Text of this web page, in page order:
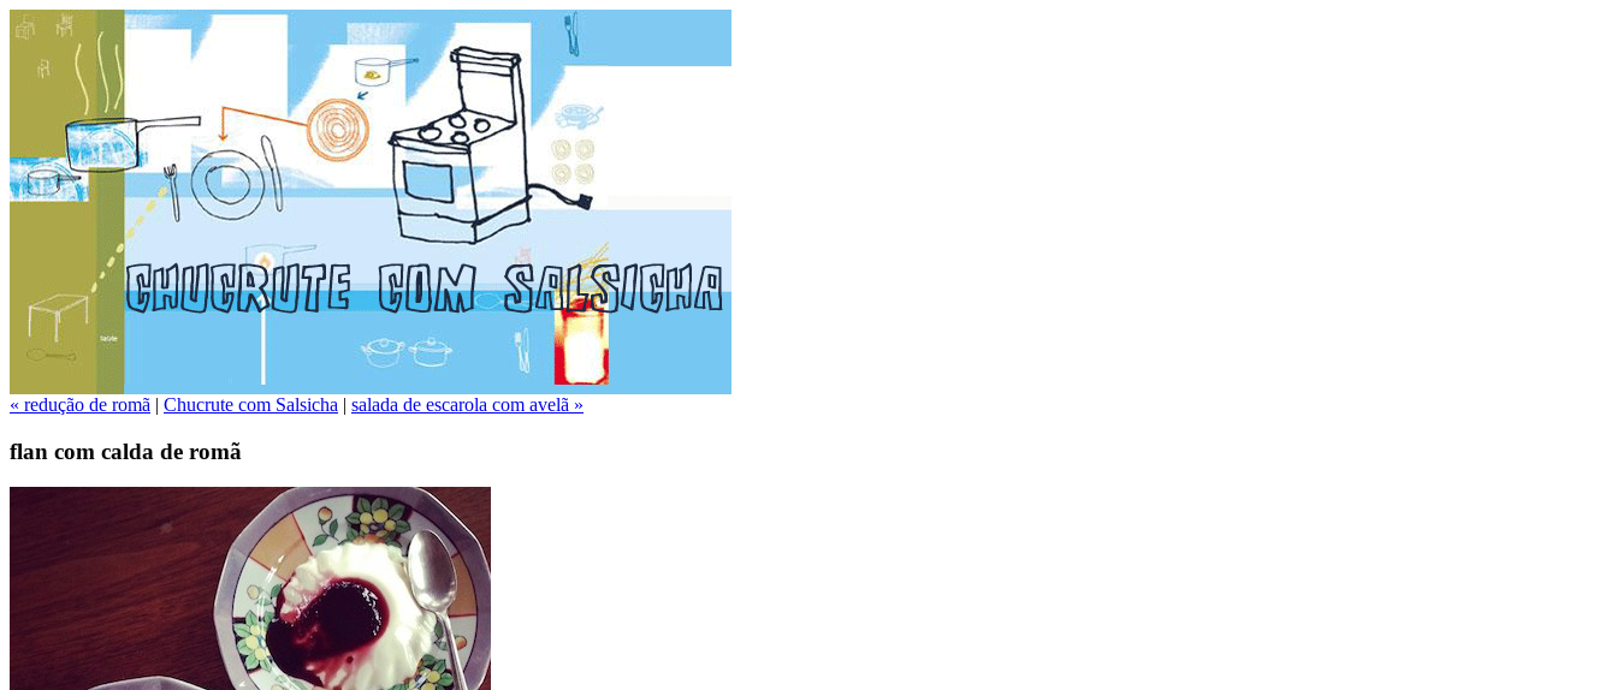
« redução de romã | Chucrute com Salsicha | salada de escarola com avelã »
flan com calda de romã